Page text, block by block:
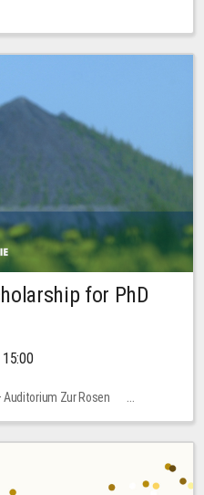
for PhD
Zur Rosen